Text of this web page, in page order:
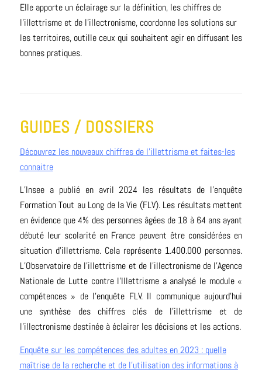
Elle apporte un éclairage sur la définition, les chiffres de
l’illettrisme et de l’illectronisme, coordonne les solutions sur
les territoires, outille ceux qui souhaitent agir en diffusant les
bonnes pratiques.
GUIDES / DOSSIERS
Découvrez les nouveaux chiffres de l’illettrisme et faites-les
connaitre
L’Insee a publié en avril 2024 les résultats de l’enquête
Formation Tout au Long de la Vie (FLV). Les résultats mettent
en évidence que 4% des personnes âgées de 18 à 64 ans ayant
débuté leur scolarité en France peuvent être considérées en
situation d’illettrisme. Cela représente 1.400.000 personnes.
L’Observatoire de l’illettrisme et de l’illectronisme de l’Agence
Nationale de Lutte contre l’Illettrisme a analysé le module «
compétences » de l’enquête FLV. Il communique aujourd’hui
une synthèse des chiffres clés de l’illettrisme et de
l’illectronisme destinée à éclairer les décisions et les actions.
Enquête sur les compétences des adultes en 2023 : quelle
maîtrise de la recherche et de l’utilisation des informations à